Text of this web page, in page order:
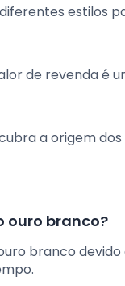
estilos
de revenda é
a origem
ouro branco?
branco